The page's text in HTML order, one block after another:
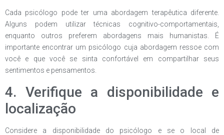
Cada psicólogo pode ter uma abordagem terapêutica diferente.
Alguns podem utilizar técnicas cognitivo-comportamentais,
enquanto outros preferem abordagens mais humanistas. É
importante encontrar um psicólogo cuja abordagem ressoe com
você e que você se sinta confortável em compartilhar seus
sentimentos e pensamentos.
4. Verifique a disponibilidade e
localização
Considere a disponibilidade do psicólogo e se o local de